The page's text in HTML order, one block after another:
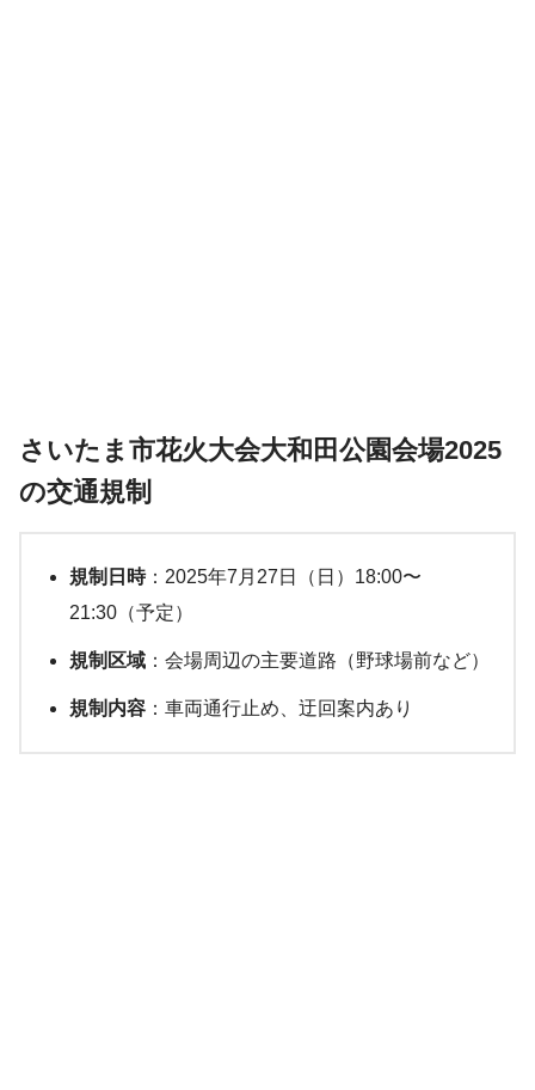
さいたま市花火大会大和田公園会場2025
の交通規制
規制日時：2025年7月27日（日）18:00〜
21:30（予定）
規制区域 ：会場周辺の主要道路（野球場前など）
規制内容 ：車両通行止め、迂回案内あり